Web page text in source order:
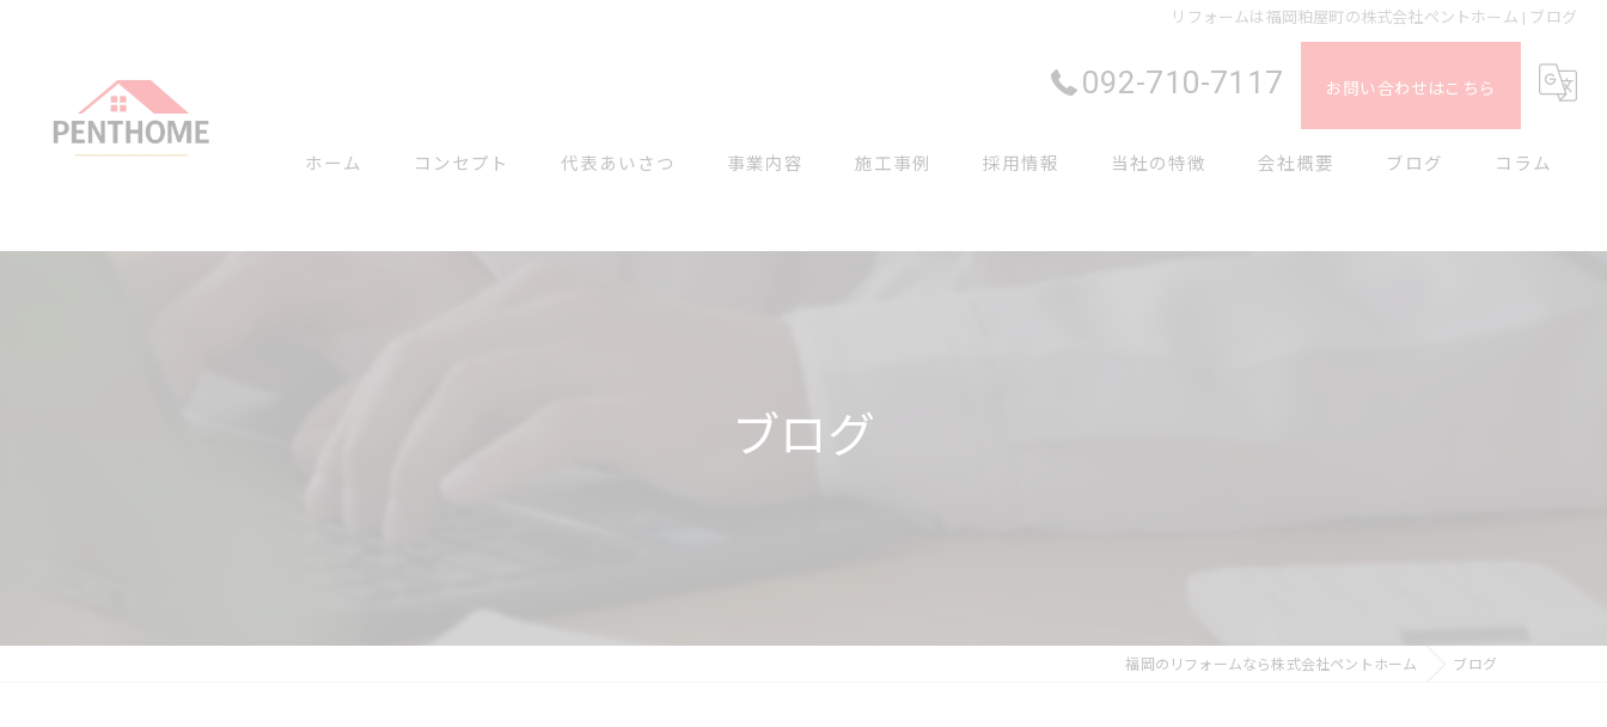
リフォームは福岡粕屋町の株式会社ペントホーム | ブログ
092-710-7117 お問い合わせはこちら
ホーム コンセプト 代表あいさつ 事業内容 施工事例 採用情報 当社の特徴 会社概要 ブログ コラム
ブログ
福岡のリフォームなら株式会社ペントホーム ブログ